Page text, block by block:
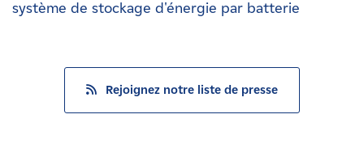
système de stockage d'énergie par batterie
Rejoignez notre liste de presse